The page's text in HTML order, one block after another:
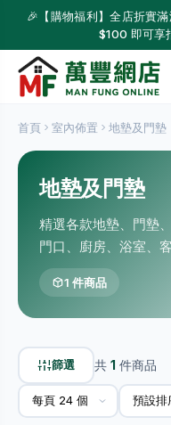
🎉【購物福利】全店折實
$100 即可享
首頁 室內佈置 地墊及門墊
地墊及門墊
精選各款地墊、門墊
門口、廚房、浴室、
1 件商品
篩選 共 1 件商品